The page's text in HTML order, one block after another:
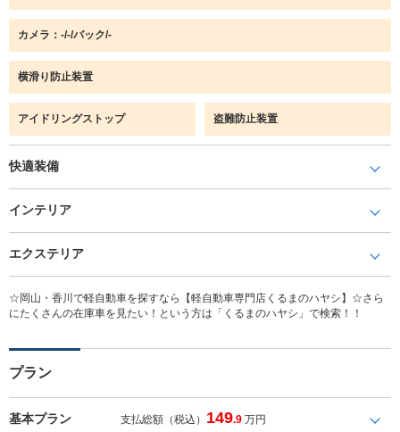
カメラ：-/-/バック/-
横滑り防止装置
アイドリングストップ 盗難防止装置
快適装備
インテリア
エクステリア
☆岡山・香川で軽自動車を探すなら【軽自動車専門店くるまのハヤシ】☆さら
にたくさんの在庫車を見たい！という方は「くるまのハヤシ」で検索！！
プラン
基本プラン 支払総額（税込） 149.9 万円